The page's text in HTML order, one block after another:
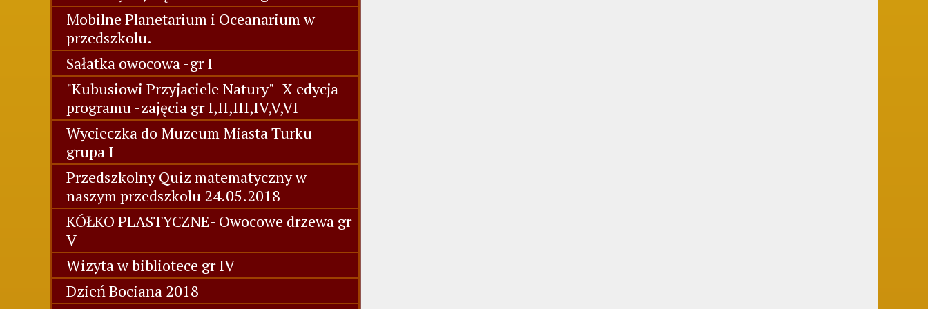
Mobilne Planetarium i Oceanarium w
przedszkolu.
Sałatka owocowa -gr I
"Kubusiowi Przyjaciele Natury" -X edycja
programu -zajęcia gr I,II,III,IV,V,VI
Wycieczka do Muzeum Miasta Turku-
grupa I
Przedszkolny Quiz matematyczny w
naszym przedszkolu 24.05.2018
KÓŁKO PLASTYCZNE- Owocowe drzewa gr
V
Wizyta w bibliotece gr IV
Dzień Bociana 2018